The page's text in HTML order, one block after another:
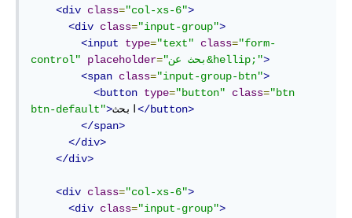
<div class="col-xs-6">
<div class="input-group">
<input
type="text" class="form-
control"
placeholder= "بحث عن&hellip;">
<span class="input-group-btn">
<button type="button" class="btn
btn-default">ابحث</button>
</span>
</div>
</div>
<div class="col-xs-6">
<div class="input-group">